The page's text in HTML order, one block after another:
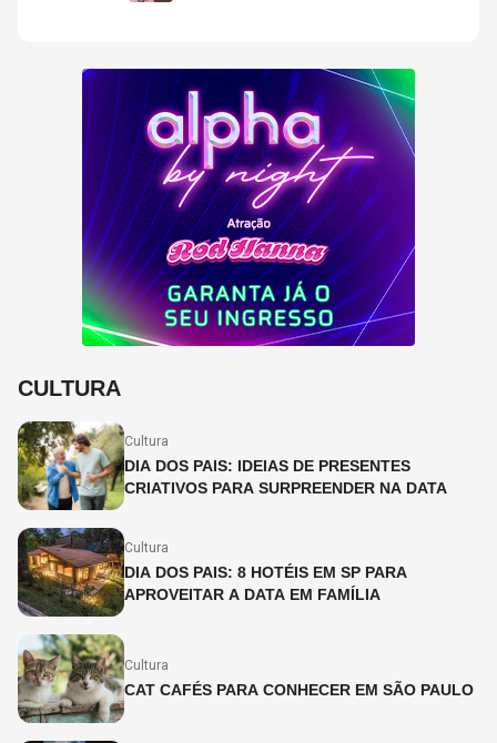
CULTURA
Cultura
DIA DOS PAIS: IDEIAS DE PRESENTES
CRIATIVOS PARA SURPREENDER NA DATA
Cultura
DIA DOS PAIS: 8 HOTÉIS EM SP PARA
APROVEITAR A DATA EM FAMÍLIA
Cultura
CAT CAFÉS PARA CONHECER EM SÃO PAULO